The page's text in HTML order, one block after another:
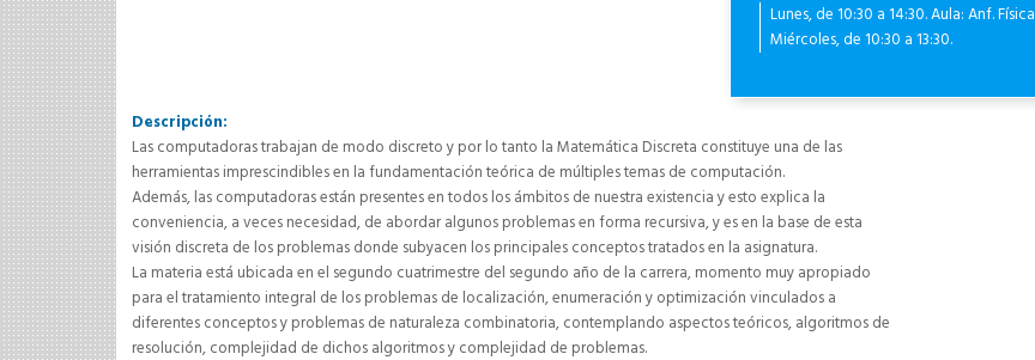
Lunes, de 10:30 a 14:30. Aula: Anf. Física
Miércoles, de 10:30 a 13:30.
Descripción:
Las computadoras trabajan de modo discreto y por lo tanto la Matemática Discreta constituye una de las
herramientas imprescindibles en la fundamentación teórica de múltiples temas de computación.
Además, las computadoras están presentes en todos los ámbitos de nuestra existencia y esto explica la
conveniencia, a veces necesidad, de abordar algunos problemas en forma recursiva, y es en la base de esta
visión discreta de los problemas donde subyacen los principales conceptos tratados en la asignatura.
La materia está ubicada en el segundo cuatrimestre del segundo año de la carrera, momento muy apropiado
para el tratamiento integral de los problemas de localización, enumeración y optimización vinculados a
diferentes conceptos y problemas de naturaleza combinatoria, contemplando aspectos teóricos, algoritmos de
resolución, complejidad de dichos algoritmos y complejidad de problemas.